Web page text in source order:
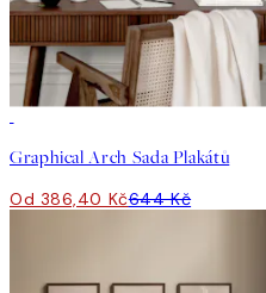
Graphical Arch Sada Plakátů
Od 386,40 Kč644 Kč